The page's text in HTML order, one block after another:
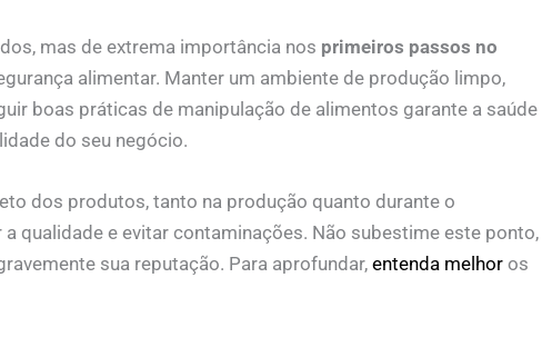
mas de extrema importância nos primeiros passos no
alimentar. Manter um ambiente de produção limpo,
boas práticas de manipulação de alimentos garante a saúde
do seu negócio.
dos produtos, tanto na produção quanto durante o
qualidade e evitar contaminações. Não subestime este ponto,
sua reputação. Para aprofundar, entenda melhoros